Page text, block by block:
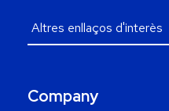
Company